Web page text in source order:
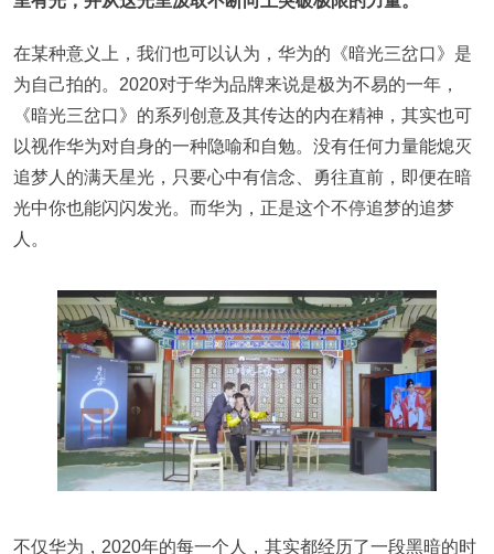
在某种意义上，我们也可以认为，华为的《暗光三岔口》是
为自己拍的。2020对于华为品牌来说是极为不易的一年，
《暗光三岔口》的系列创意及其传达的内在精神，其实也可
以视作华为对自身的一种隐喻和自勉。没有任何力量能熄灭
追梦人的满天星光，只要心中有信念、勇往直前，即便在暗
光中你也能闪闪发光。而华为，正是这个不停追梦的追梦
人。
不仅华为，2020年的每一个人，其实都经历了一段黑暗的时